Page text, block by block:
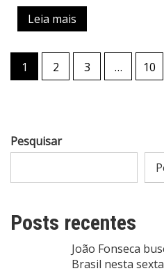
Leia mais
Paginação
de
1 2 3 … 10
Pesquisar
Posts recentes
João Fonseca
Brasil nesta